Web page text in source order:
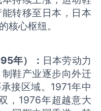
转移至日本，日本
核心枢纽。
年） ： 日本劳动力
鞋产业逐步向外迁
接区域。1971年中
，1976年超越意大